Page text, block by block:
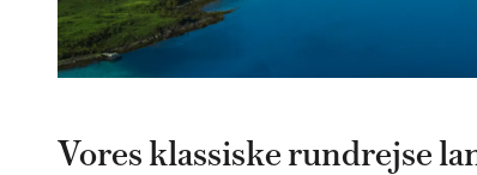
Vores klassiske rundrejse